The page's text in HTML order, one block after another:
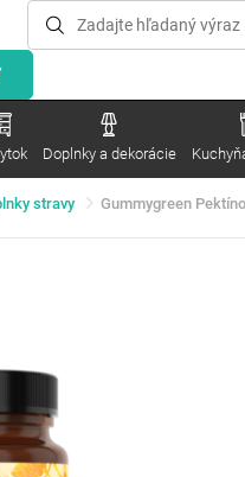
Doplnky a dekorácie
stravy Gummygreen